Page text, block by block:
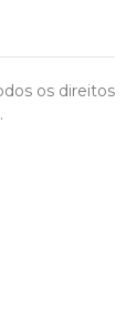
os direitos